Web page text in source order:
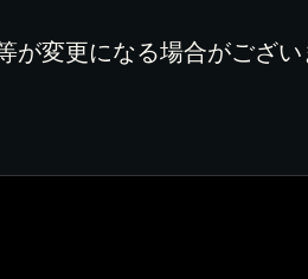
変更になる場合がござ